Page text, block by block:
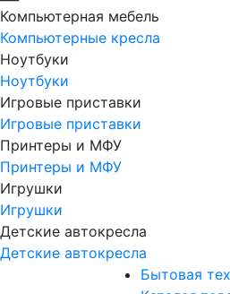
Компьютерная мебель
Компьютерные кресла
Ноутбуки
Ноутбуки
Игровые приставки
Игровые приставки
Принтеры и МФУ
Принтеры и МФУ
Игрушки
Игрушки
Детские автокресла
Детские автокресла
Бытовая